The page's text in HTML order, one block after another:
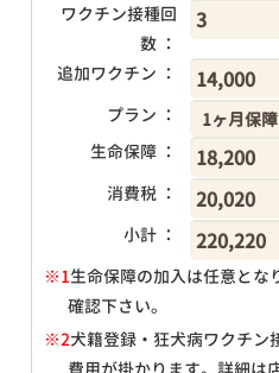
ワクチン接種回
数 ：
追加ワクチン ：
プラン ：
生命保障 ：
消費税 ：
小計 ：
※1生命保障の加入は任意とな
確認下さい。
※2犬籍登録・狂犬病ワクチン
費用が掛かります。詳細は